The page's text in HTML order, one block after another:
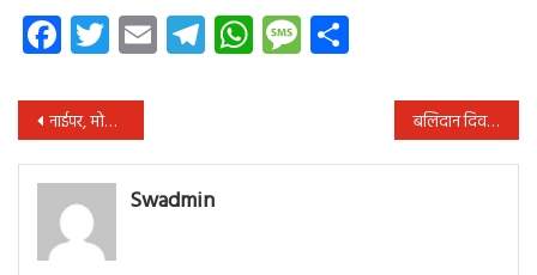
Facebook
Twitter
EmailTelegram
WhatsApp
Message
पोस्ट
नेविगेशन
नाईपर, मोहाली की रोग-प्रतिरोधक क्षमता बढाने वाली (इम्यूनिटी बूस्टर) हर्बल चाय बलिदान दिवस पर पुण्य-स्मरण कर डॉ. मुखर्जी को श्रद्धांजलि दी भाजपा ने
Swadmin